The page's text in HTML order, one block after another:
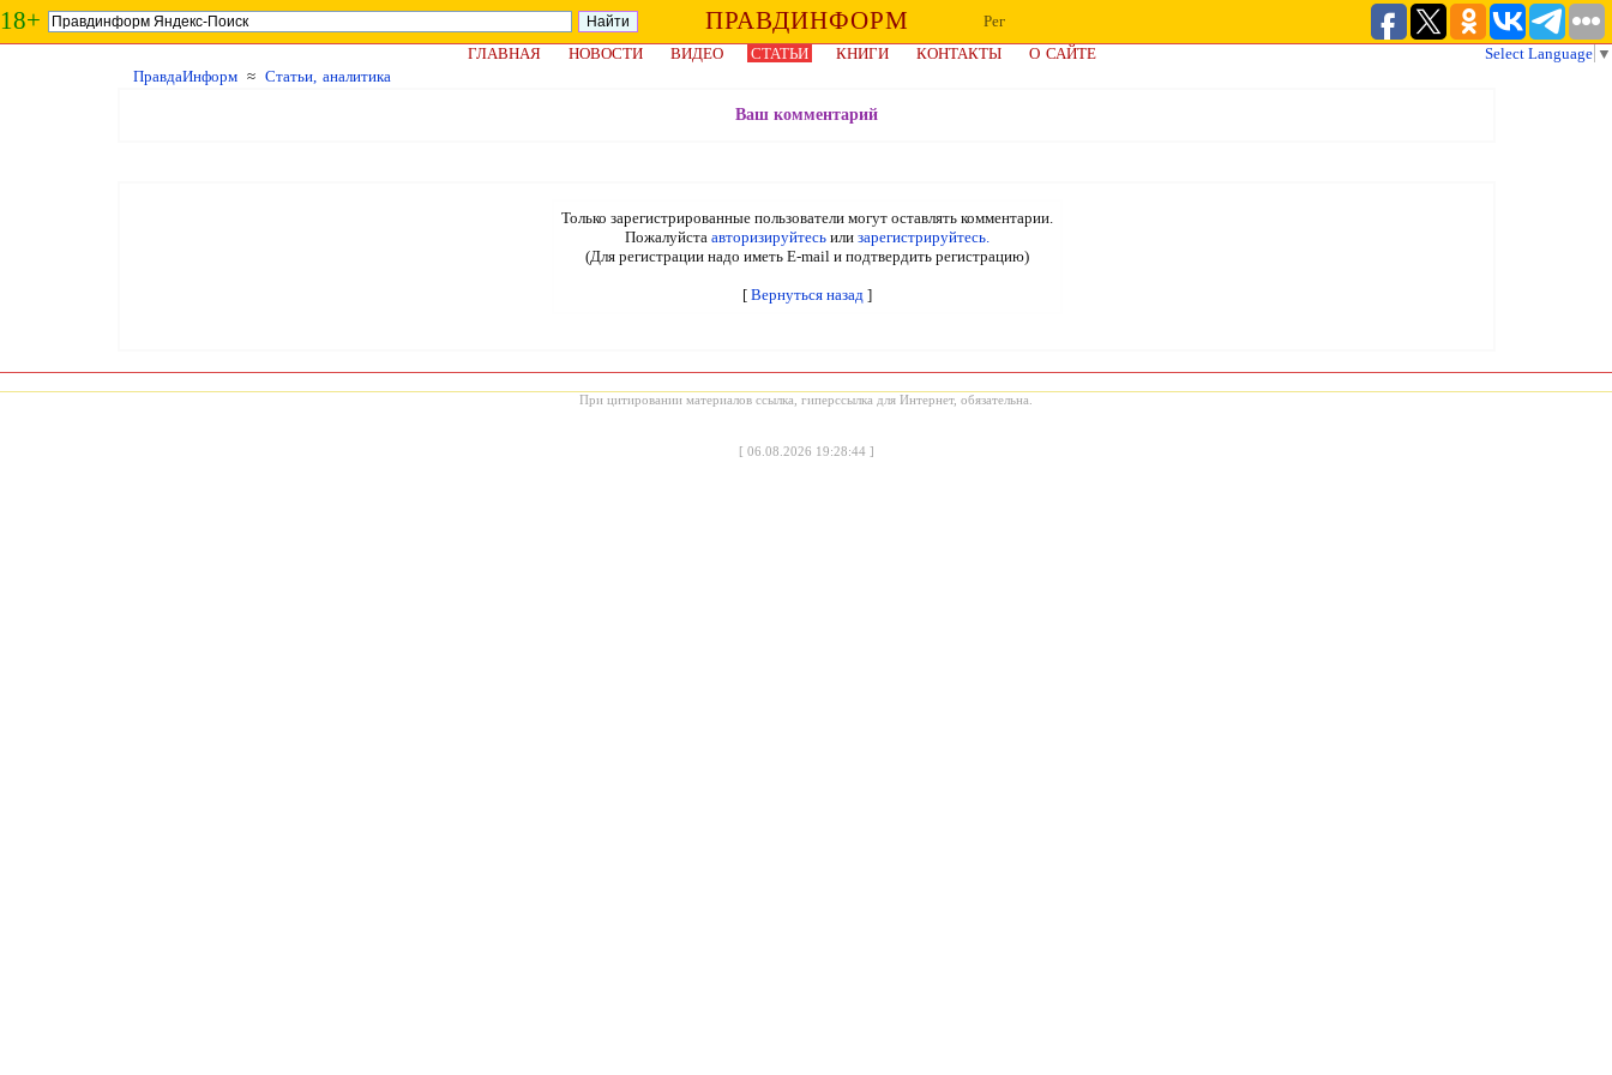
18+ ПРАВДИНФОРМ
Рег
ГЛАВНАЯ
НОВОСТИ ВИДЕО СТАТЬИ КНИГИ КОНТАКТЫ О САЙТЕ Select Language ▼
ПравдаИнформ ≈ Статьи, аналитика
Ваш комментарий
Только зарегистрированные пользователи могут оставлять комментарии.
Пожалуйста авторизируйтесьили зарегистрируйтесь.
(Для регистрации надо иметь E-mail и подтвердить регистрацию)
[ Вернуться назад]
При цитировании материалов ссылка, гиперссылка для Интернет, обязательна.
[ 06.08.2026 19:28:44]